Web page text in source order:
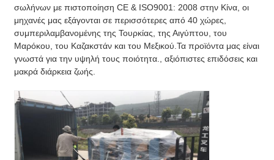
σωλήνων με πιστοποίηση CE & ISO9001: 2008 στην Κίνα, οι
μηχανές μας εξάγονται σε περισσότερες από 40 χώρες,
συμπεριλαμβανομένης της Τουρκίας, της Αιγύπτου, του
Μαρόκου, του Καζακστάν και του Μεξικού.Τα προϊόντα μας είναι
γνωστά για την υψηλή τους ποιότητα., αξιόπιστες επιδόσεις και
μακρά διάρκεια ζωής.